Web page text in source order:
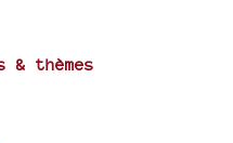
& thèmes